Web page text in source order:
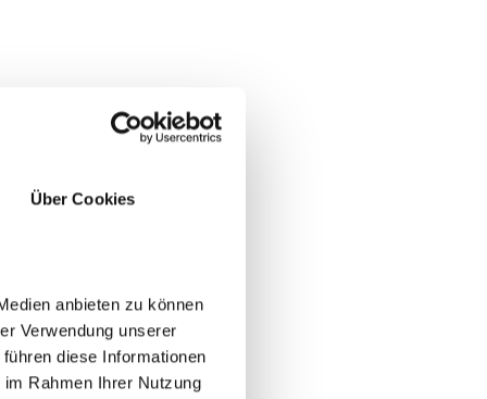
Über Cookies
anbieten zu können
Verwendung unserer
diese Informationen
Rahmen Ihrer Nutzung
JA NEIN